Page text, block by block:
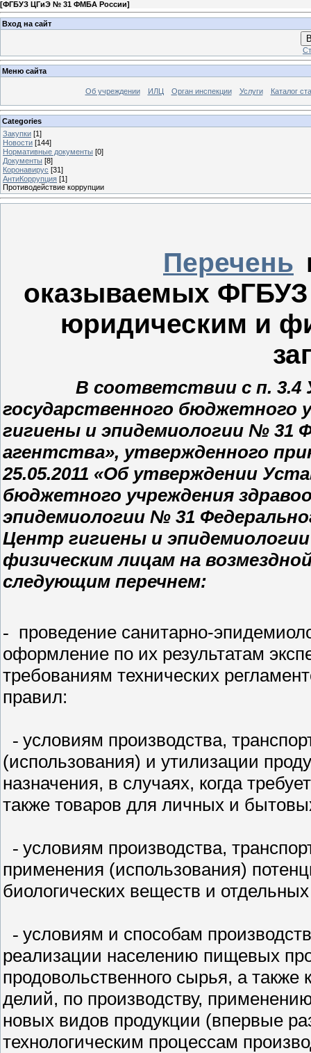
[ФГБУЗ ЦГиЭ № 31 ФМБА России]
Вход на сайт
Меню сайта
Об учреждении ИЛЦ Орган инспекции Услуги Каталог
Categories
Закупки [1]
Новости [144]
Нормативные документы [0]
Документы [8]
Коронавирус [31]
АнтиКоррупция [1]
Противодействие коррупции
Перечень
оказываемых
юридическим и
В соответствии с п. 3.4
государственного бюджетного
гигиены и эпидемиологии № 31
агентства», утвержденного
25.05.2011 «Об утверждении
бюджетного учреждения
эпидемиологии № 31
Центр гигиены и
физическим лицам на
следующим перечнем:
- проведение санитарно-
оформление по их результатам
требованиям технических
правил:
- условиям производства,
(использования) и утилизации
назначения, в случаях, когда
также товаров для личных и
- условиям производства,
применения (использования)
биологических веществ и
- условиям и способам
реализации населению пищевых
продовольственного сырья, а
делий, по производству,
новых видов продукции (впервые
технологическим процессам